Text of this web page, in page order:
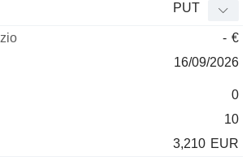
PUT
- €
16/09/2026
0
10
3,210 EUR